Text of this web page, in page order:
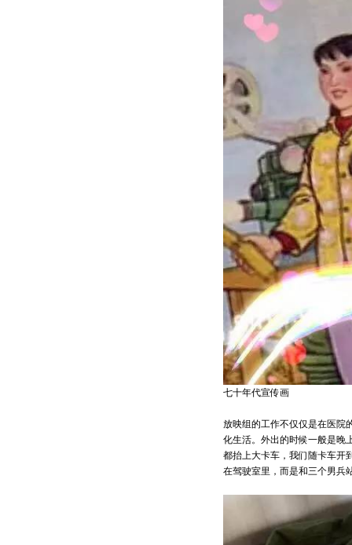
七十年代宣传画
放映组的工作不仅仅是在医院
化生活。外出的时候一般是晚
都抬上大卡车，我们随卡车开
在驾驶室里，而是和三个男兵